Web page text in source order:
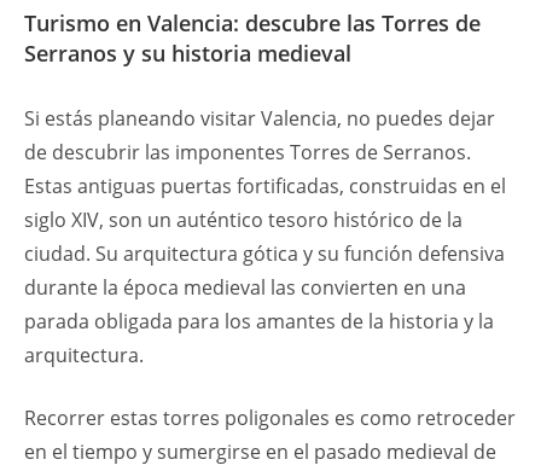
Turismo en Valencia: descubre las Torres de
Serranos y su historia medieval
Si estás planeando visitar Valencia, no puedes dejar
de descubrir las imponentes Torres de Serranos.
Estas antiguas puertas fortificadas, construidas en el
siglo XIV, son un auténtico tesoro histórico de la
ciudad. Su arquitectura gótica y su función defensiva
durante la época medieval las convierten en una
parada obligada para los amantes de la historia y la
arquitectura.
Recorrer estas torres poligonales es como retroceder
en el tiempo y sumergirse en el pasado medieval de